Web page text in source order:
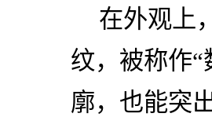
在外观上
纹，被称作
廓，也能突